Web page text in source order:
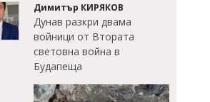
Димитър КИРЯКОВ
Дунав разкри двама
войници от Втората
световна война в
Будапеща